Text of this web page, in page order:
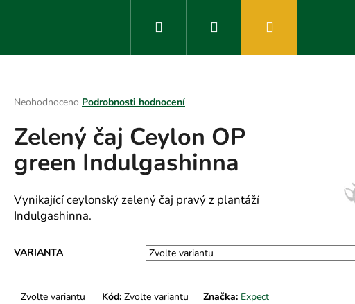
Hledat Přihlášení
Průměrné
produktu
je
z
hvězdiček.
Neohodnoceno Podrobnosti hodnocení
Zelený čaj Ceylon OP
green Indulgashinna
Vynikající ceylonský zelený čaj pravý z plantáží
Indulgashinna.
VARIANTA
Zvolte variantu Kód: Zvolte variantu Značka: Expect